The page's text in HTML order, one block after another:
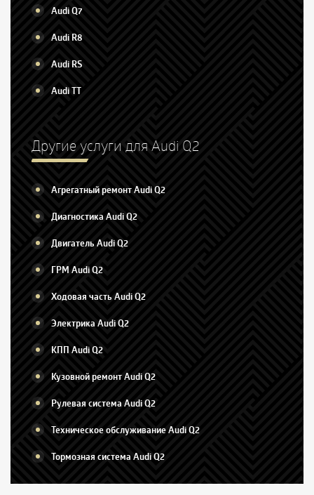
Audi Q7
Audi R8
Audi RS
Audi TT
Другие услуги для Audi Q2
Агрегатный ремонт Audi Q2
Диагностика Audi Q2
Двигатель Audi Q2
ГРМ Audi Q2
Ходовая часть Audi Q2
Электрика Audi Q2
КПП Audi Q2
Кузовной ремонт Audi Q2
Рулевая система Audi Q2
Техническое обслуживание Audi Q2
Тормозная система Audi Q2